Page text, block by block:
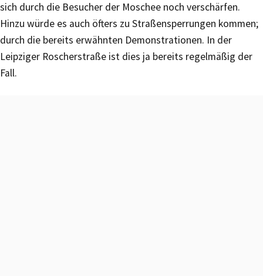
sich durch die Besucher der Moschee noch verschärfen.
Hinzu würde es auch öfters zu Straßensperrungen kommen;
durch die bereits erwähnten Demonstrationen. In der
Leipziger Roscherstraße ist dies ja bereits regelmäßig der
Fall.